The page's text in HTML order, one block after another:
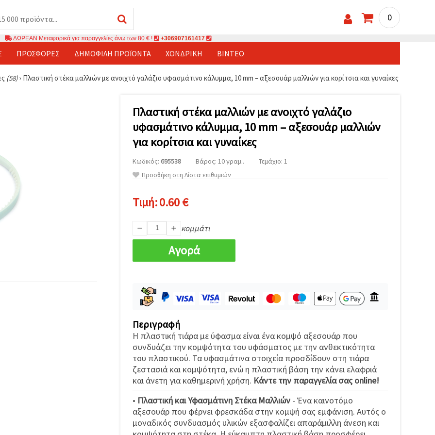
0
ΔΩΡΕΑΝ Μεταφορικά για παραγγελίες άνω των 80 € ! +306907161417
ΠΡΟΣΦΟΡΈΣ ΔΗΜΟΦΙΛΉ ΠΡΟΪΌΝΤΑ ΧΟΝΔΡΙΚΉ ΒΊΝΤΕΟ
(58)› Πλαστική στέκα μαλλιών με ανοιχτό γαλάζιο υφασμάτινο κάλυμμα, 10 mm – αξεσουάρ μαλλιών για κορίτσια και γυναίκες
Πλαστική στέκα μαλλιών με ανοιχτό γαλάζιο
υφασμάτινο κάλυμμα, 10 mm – αξεσουάρ μαλλιών
για κορίτσια και γυναίκες
Κωδικός: 695538 Βάρος: 10 γραμ..
Τεμάχιο: 1
Προσθήκη στη Λίστα επιθυμιών
Τιμή:0.60 €
κομμάτι
Αγορά
Περιγραφή
Η πλαστική τιάρα με ύφασμα είναι ένα κομψό αξεσουάρ που
συνδυάζει την κομψότητα του υφάσματος με την ανθεκτικότητα
του πλαστικού. Τα υφασμάτινα στοιχεία προσδίδουν στη τιάρα
ζεστασιά και κομψότητα, ενώ η πλαστική βάση την κάνει ελαφριά
και άνετη για καθημερινή χρήση. Κάντε την παραγγελία σας online!
• Πλαστική και Υφασμάτινη Στέκα Μαλλιών - Ένα καινοτόμο
αξεσουάρ που φέρνει φρεσκάδα στην κομψή σας εμφάνιση. Αυτός ο
μοναδικός συνδυασμός υλικών εξασφαλίζει απαράμιλλη άνεση και